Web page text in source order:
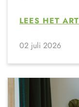
LEES HET
02 juli 2026